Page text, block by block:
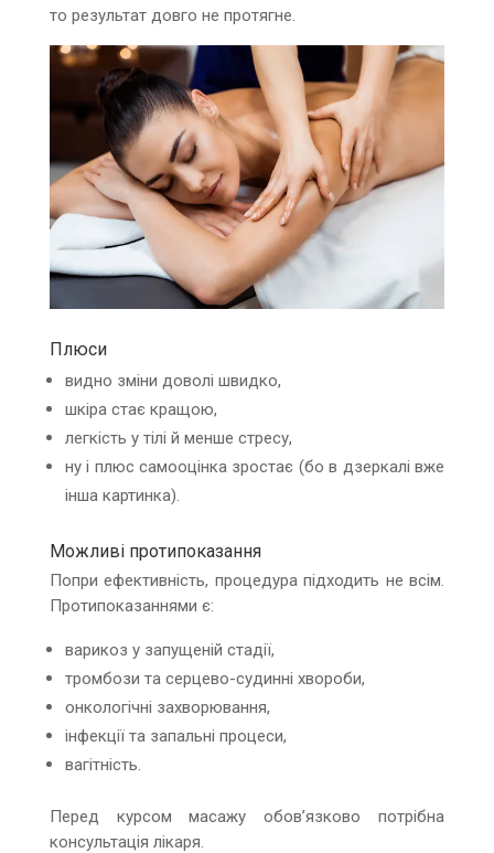
то результат довго не протягне.
Плюси
видно зміни доволі швидко,
шкіра стає кращою,
легкість у тілі й менше стресу,
ну і плюс самооцінка зростає (бо в дзеркалі вже
інша картинка).
Можливі протипоказання
Попри ефективність, процедура підходить не всім.
Протипоказаннями є:
варикоз у запущеній стадії,
тромбози та серцево-судинні хвороби,
онкологічні захворювання,
інфекції та запальні процеси,
вагітність.
Перед курсом масажу обов’язково потрібна
консультація лікаря.